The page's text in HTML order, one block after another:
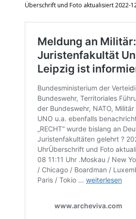
Überschrift und Foto aktualisiert 2022-